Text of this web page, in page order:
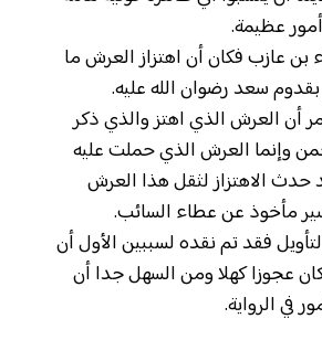
عظيمة.
بن عازب فكان أن اهتزاز العرش ما
بقدوم سعد رضوان الله عليه.
أن العرش الذي اهتز والذي ذكر
وإنما العرش الذي حملت عليه
الاهتزاز لثقل هذا العرش
مأخوذ عن عطاء السائب.
فقد تم نقده لسببين الأول أن
عجوزا كهلا ومن السهل جدا أن
في الرواية.